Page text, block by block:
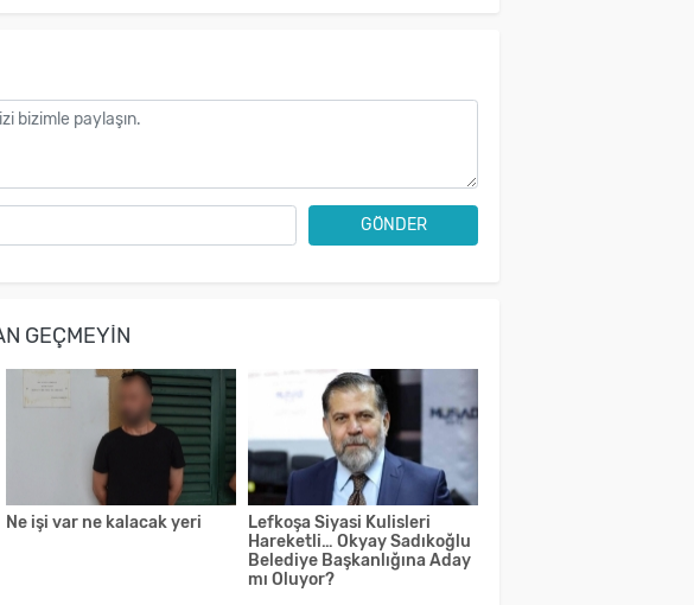
GÖNDER
GEÇMEYIN
Ne işi var ne kalacak yeri
Lefkoşa Siyasi Kulisleri
Hareketli… Okyay Sadıkoğlu
Belediye Başkanlığına Aday
mı Oluyor?